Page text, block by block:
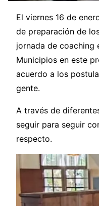
El viernes 16 de
de preparación de
jornada de coaching
Municipios en este
acuerdo a los
gente.
A través de
seguir para seguir
respecto.